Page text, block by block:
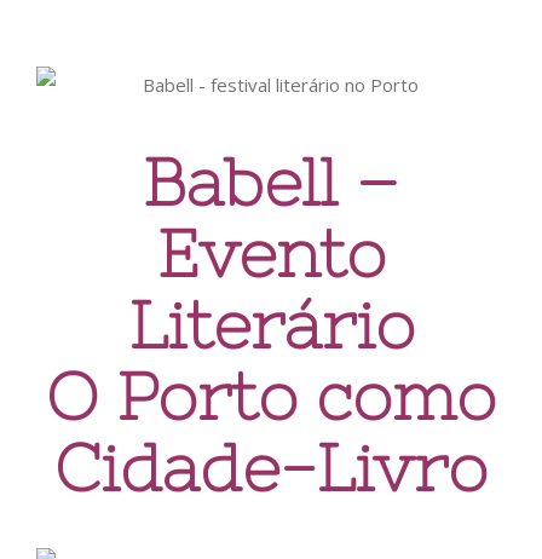
Babell –
Evento
Literário
O Porto como
Cidade-Livro